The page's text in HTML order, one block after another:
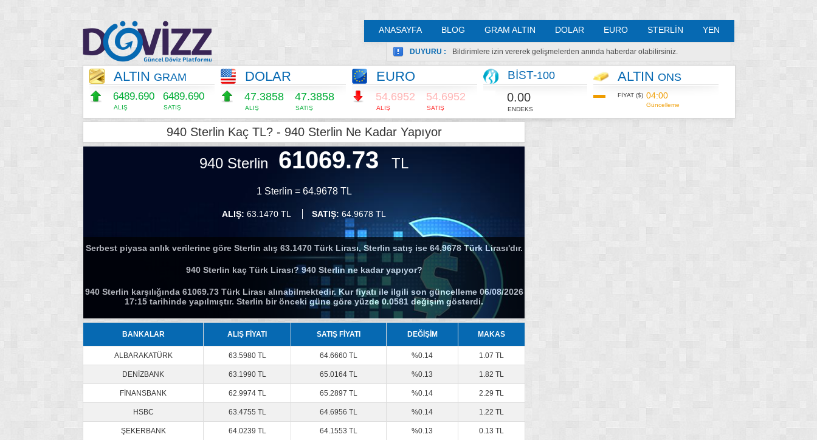
ANASAYFA BLOG GRAM ALTIN DOLAR EURO STERLİN YEN
DUYURU : Bildirimlere izin vererek gelişmelerden anında haberdar olabilirsiniz.
ALTIN GRAM
6489.690
ALIŞ
6489.690
SATIŞ
DOLAR
47.3858
ALIŞ
47.3858
SATIŞ
EURO
54.6952
ALIŞ
54.6952
SATIŞ
BİST-100
0.00
ENDEKS
ALTIN ONS
FİYAT ($) 04:00
Güncelleme
940 Sterlin Kaç TL? - 940 Sterlin Ne Kadar Yapıyor
940 Sterlin 61069.73 TL
1 Sterlin = 64.9678 TL
ALIŞ: 63.1470 TL SATIŞ: 64.9678 TL
Serbest piyasa anlık verilerine göre Sterlin alış 63.1470 Türk Lirası, Sterlin satış ise 64.9678 Türk Lirası'dır.
940 Sterlin kaç Türk Lirası? 940 Sterlin ne kadar yapıyor?
940 Sterlin karşılığında 61069.73 Türk Lirası alınabilmektedir. Kur fiyatı ile ilgili son güncelleme 06/08/2026
17:15 tarihinde yapılmıştır. Sterlin bir önceki güne göre yüzde 0.0581 değişim gösterdi.
BANKALAR ALIŞ FİYATI SATIŞ FİYATI DEĞİŞİM MAKAS
ALBARAKATÜRK 63.5980 TL 64.6660 TL %0.14 1.07 TL
DENİZBANK 63.1990 TL 65.0164 TL %0.13 1.82 TL
FİNANSBANK 62.9974 TL 65.2897 TL %0.14 2.29 TL
HSBC 63.4755 TL 64.6956 TL %0.14 1.22 TL
ŞEKERBANK 64.0239 TL 64.1553 TL %0.13 0.13 TL